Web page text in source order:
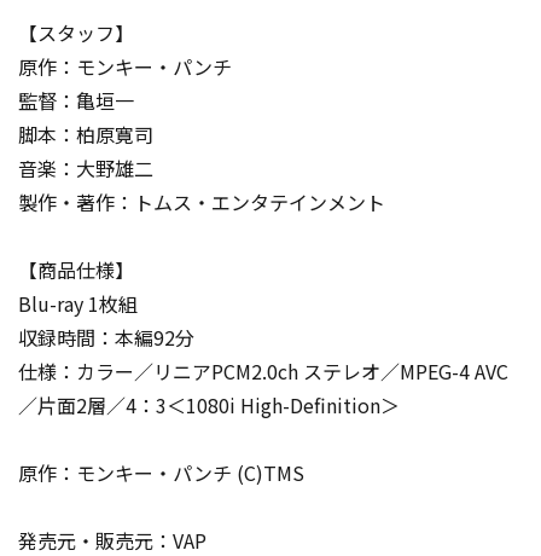
【スタッフ】
原作：モンキー・パンチ
監督：亀垣一
脚本：柏原寛司
音楽：大野雄二
製作・著作：トムス・エンタテインメント
【商品仕様】
Blu-ray 1枚組
収録時間：本編92分
仕様：カラー／リニアPCM2.0ch ステレオ／MPEG-4 AVC
／片面2層／4：3＜1080i High-Definition＞
原作：モンキー・パンチ (C)TMS
発売元・販売元：VAP